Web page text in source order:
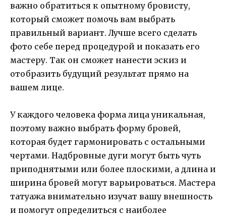
важно обратиться к опытному бровисту,
который сможет помочь вам выбрать
правильный вариант. Лучше всего сделать
фото себе перед процедурой и показать его
мастеру. Так он сможет нанести эскиз и
отобразить будущий результат прямо на
вашем лице.
У каждого человека форма лица уникальная,
поэтому важно выбрать форму бровей,
которая будет гармонировать с остальными
чертами. Надбровные дуги могут быть чуть
приподнятыми или более плоскими, а длина и
ширина бровей могут варьироваться. Мастера
татуажа внимательно изучат вашу внешность
и помогут определиться с наиболее